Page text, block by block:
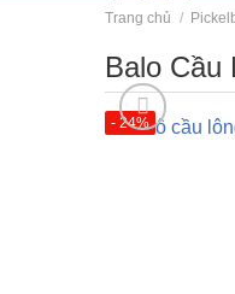
Trang chủ /
Balo Cầu
- 24%